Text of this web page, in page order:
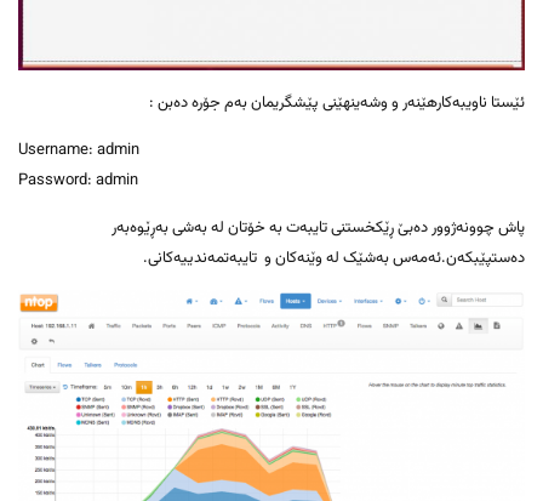
ئێستا ناویبەکارهێنەر و وشەینهێنی پێشگریمان بەم جۆرە دەبن :
Username: admin
Password: admin
پاش چوونەژوور دەبێ ڕێکخستنی تایبەت بە خۆتان لە بەشی بەڕێوەبەر
دەستپێبکەن.ئەمەس بەشێک لە وێنەکان و تایبەتمەندییەکانی.